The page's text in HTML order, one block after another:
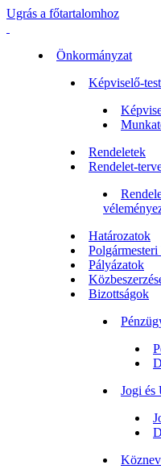
Ugrás a főtartalomhoz
Önkormányzat
Képviselő-
Rendeletek
Rendelet-
Határozatok
Pályázatok
Bizottságok
Jogi és